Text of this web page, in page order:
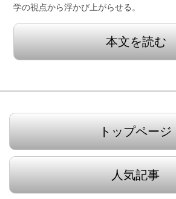
学の視点から浮かび上がらせる。
本文を読む
トップページ
人気記事